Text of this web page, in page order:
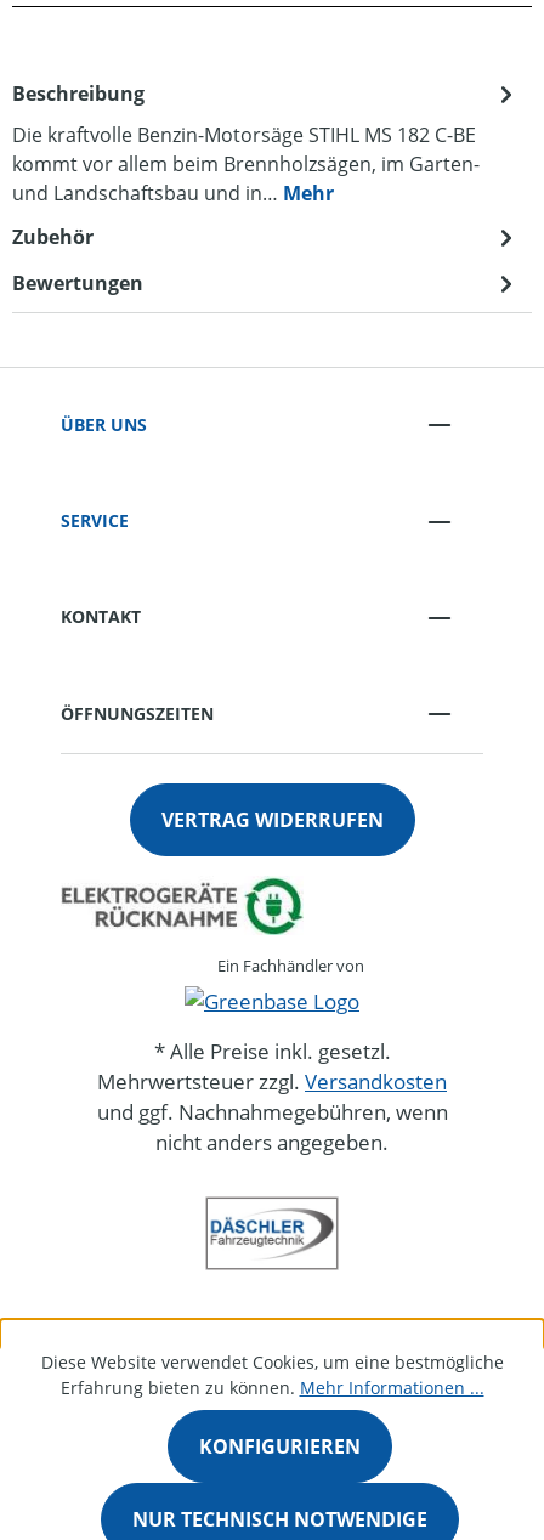
Beschreibung
Die kraftvolle Benzin-Motorsäge STIHL MS 182 C-BE
kommt vor allem beim Brennholzsägen, im Garten-
und Landschaftsbau und in… Mehr
Zubehör
Bewertungen
ÜBER UNS
SERVICE
KONTAKT
ÖFFNUNGSZEITEN
VERTRAG WIDERRUFEN
Ein Fachhändler von
* Alle Preise inkl. gesetzl.
Mehrwertsteuer zzgl. Versandkosten
und ggf. Nachnahmegebühren, wenn
nicht anders angegeben.
Diese Website verwendet Cookies, um eine bestmögliche
Erfahrung bieten zu können. Mehr Informationen ...
NUR TECHNISCH NOTWENDIGE
KONFIGURIEREN